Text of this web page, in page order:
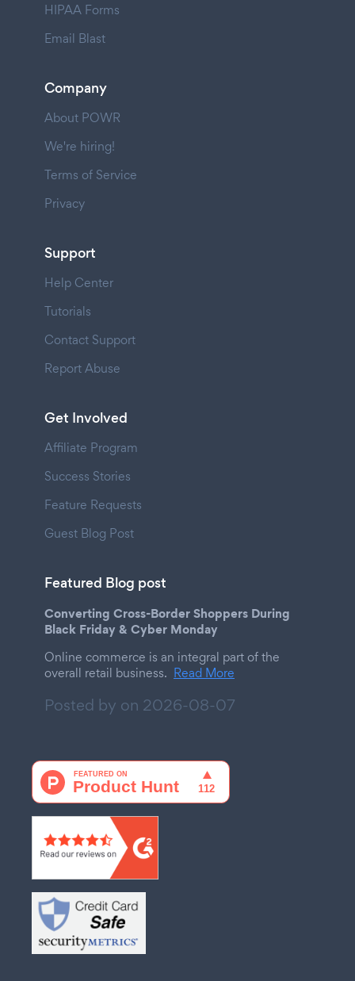
HIPAA Forms
Email Blast
Company
About POWR
We're hiring!
Terms of Service
Privacy
Support
Help Center
Tutorials
Contact Support
Report Abuse
Get Involved
Affiliate Program
Success Stories
Feature Requests
Guest Blog Post
Featured Blog post
Converting Cross-Border Shoppers During
Black Friday & Cyber Monday
Online commerce is an integral part of the
overall retail business. Read More
Posted by on 2026-08-07